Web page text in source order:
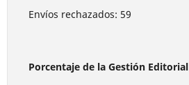
Envíos rechazados: 59
Porcentaje de la Gestión Editorial